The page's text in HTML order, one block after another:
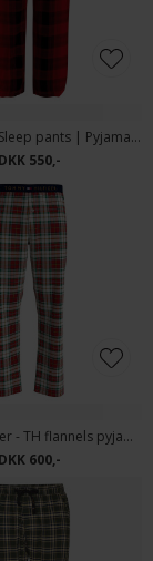
Calvin Klein - Sleep pants | Pyjamas Buks K94 Rød
DKK 550,-
Tommy Hilfiger - TH flannels pyjamas pants | Pyjamasbuks Tartan Ecru
DKK 600,-